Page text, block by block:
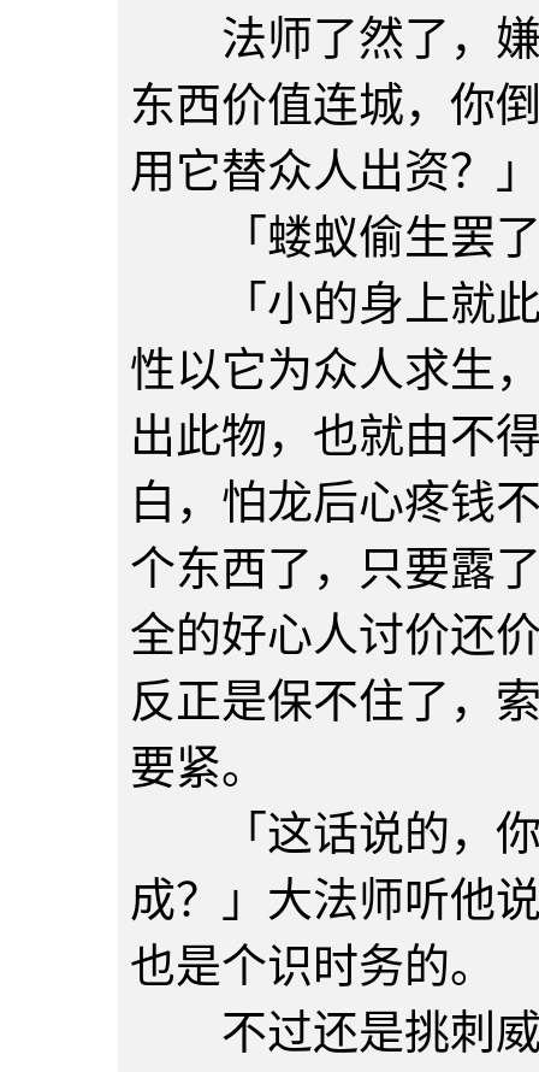
法师了然了，嫌
东西价值连城，你
用它替众人出资？
「蝼蚁偷生罢了
「小的身上就此
性以它为众人求生
出此物，也就由不
白，怕龙后心疼钱
个东西了，只要露
全的好心人讨价还
反正是保不住了，
要紧。
「这话说的，你
成？」大法师听他
也是个识时务的。
不过还是挑刺威